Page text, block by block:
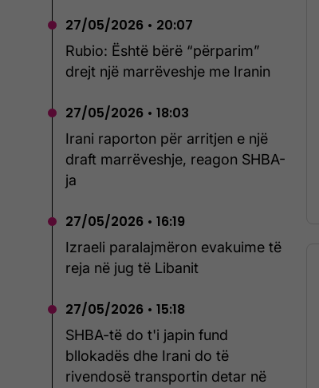
27/05/2026 • 20:07
Rubio: Është bërë “përparim”
drejt një marrëveshje me Iranin
27/05/2026 • 18:03
Irani raporton për arritjen e një
draft marrëveshje, reagon SHBA-
ja
27/05/2026 • 16:19
Izraeli paralajmëron evakuime të
reja në jug të Libanit
27/05/2026 • 15:18
SHBA-të do t'i japin fund
bllokadës dhe Irani do të
rivendosë transportin detar në